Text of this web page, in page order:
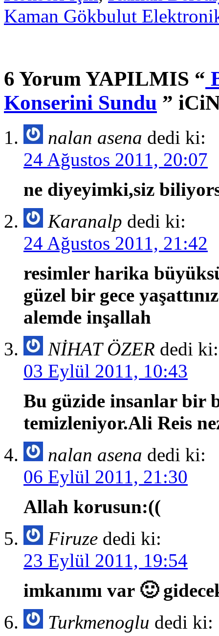
Kaman Gökbulut
6 Yorum YAPILMIS “
Konserini Sundu ”
nalan asena dedi ki:
24 Ağustos 2011, 20:07
ne diyeyimki,siz
Karanalp dedi ki:
24 Ağustos 2011, 21:42
resimler harika
güzel bir gece
alemde inşallah
NİHAT ÖZER dedi ki:
03 Eylül 2011, 10:43
Bu güzide insanlar bir
temizleniyor.Ali Reis
nalan asena dedi ki:
06 Eylül 2011, 21:30
Allah korusun:((
Firuze dedi ki:
23 Eylül 2011, 19:54
imkanımı var 🙂
Turkmenoglu dedi ki: